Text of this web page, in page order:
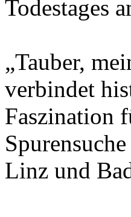
Todestages
„Tauber,
verbindet
Faszination
Linz und